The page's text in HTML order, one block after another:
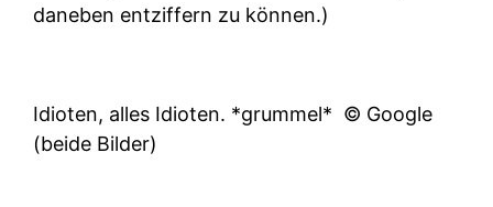
daneben entziffern zu können.)
Idioten, alles Idioten. *grummel* © Google
(beide Bilder)